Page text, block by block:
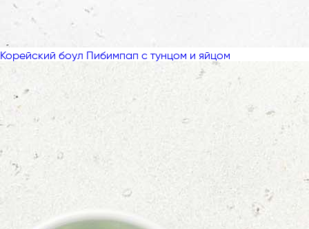
Корейский боул Пибимпап с тунцом и яйцом